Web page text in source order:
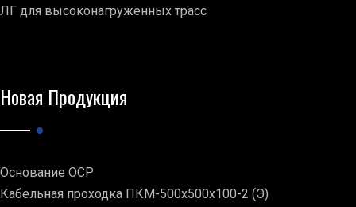
ЛГ для высоконагруженных трасс
Новая Продукция
Основание ОСР
Кабельная проходка ПКМ-500х500х100-2 (Э)